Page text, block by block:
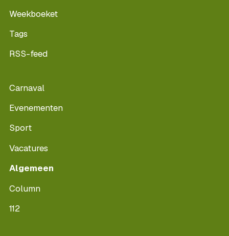
Weekboeket
Tags
RSS-feed
Carnaval
Evenementen
Sport
Vacatures
Algemeen
Column
112